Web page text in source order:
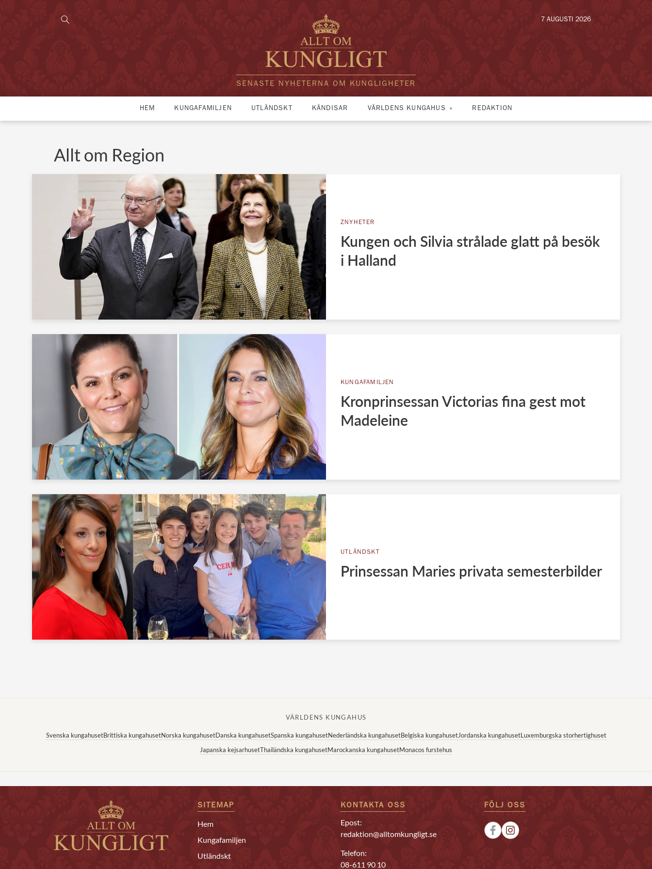
SENASTE NYHETERNA OM KUNGLIGHETER
7 AUGUSTI 2026
HEM KUNGAFAMILJEN UTLÄNDSKT KÄNDISAR VÄRLDENS KUNGAHUS REDAKTION
Allt om Region
ZNYHETER
Kungen och Silvia strålade glatt på besök
i Halland
KUNGAFAMILJEN
Kronprinsessan Victorias fina gest mot
Madeleine
UTLÄNDSKT
Prinsessan Maries privata semesterbilder
VÄRLDENS KUNGAHUS
Svenska kungahusetBrittiska kungahusetNorska kungahusetDanska kungahusetSpanska kungahusetNederländska kungahusetBelgiska kungahusetJordanska kungahusetLuxemburgska storhertighuset
Japanska kejsarhusetThailändska kungahusetMarockanska kungahusetMonacos furstehus
SITEMAP
Hem
Kungafamiljen
Utländskt
KONTAKTA OSS
Epost:
redaktion@alltomkungligt.se
Telefon:
08-611 90 10
FÖLJ OSS